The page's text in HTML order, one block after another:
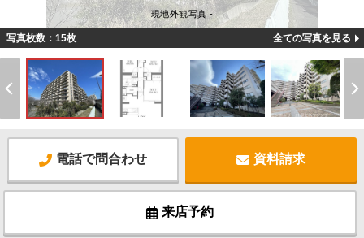
現地外観写真 -
写真枚数：15枚 全ての写真を見る
電話で問合わせ 資料請求
来店予約